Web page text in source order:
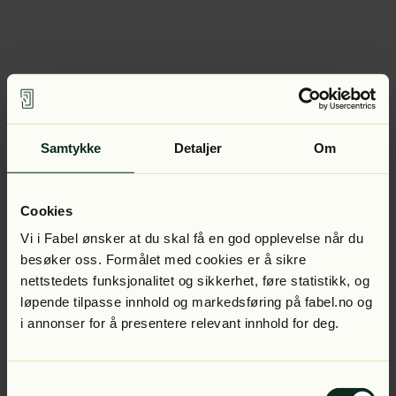
Samtykke Detaljer Om
Cookies
Vi i Fabel ønsker at du skal få en god opplevelse når du
besøker oss. Formålet med cookies er å sikre
nettstedets funksjonalitet og sikkerhet, føre statistikk, og
løpende tilpasse innhold og markedsføring på fabel.no og
i annonser for å presentere relevant innhold for deg.